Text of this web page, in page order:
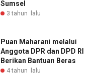
Sumsel
3 tahun lalu
Puan Maharani melalui
Anggota DPR dan DPD RI
Berikan Bantuan Beras
4 tahun lalu